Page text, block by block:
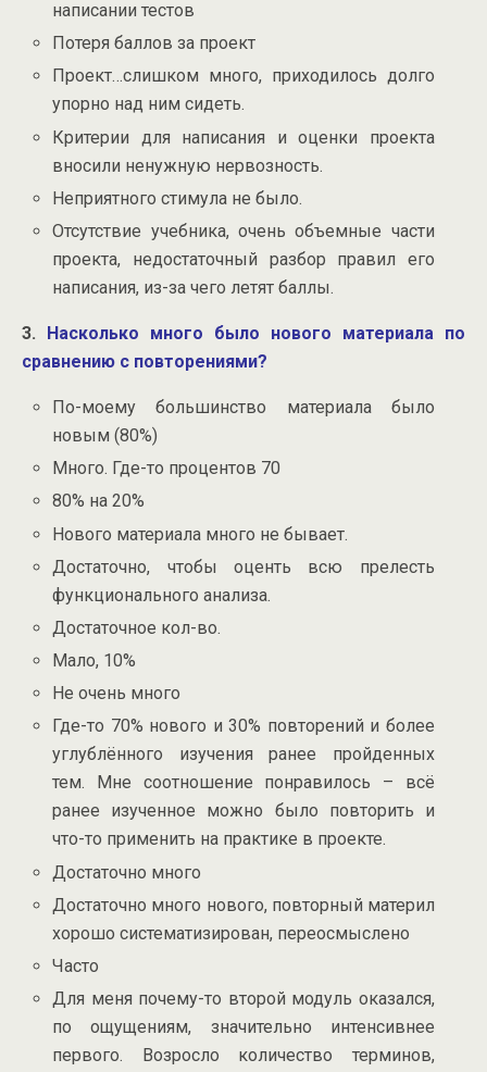
написании тестов
Потеря баллов за проект
Проект…слишком много, приходилось долго
упорно над ним сидеть.
Критерии для написания и оценки проекта
вносили ненужную нервозность.
Неприятного стимула не было.
Отсутствие учебника, очень объемные части
проекта, недостаточный разбор правил его
написания, из-за чего летят баллы.
3. Насколько много было нового материала по
сравнению с повторениями?
По-моему большинство материала было
новым (80%)
Много. Где-то процентов 70
80% на 20%
Нового материала много не бывает.
Достаточно, чтобы оценть всю прелесть
функционального анализа.
Достаточное кол-во.
Мало, 10%
Не очень много
Где-то 70% нового и 30% повторений и более
углублённого изучения ранее пройденных
тем. Мне соотношение понравилось – всё
ранее изученное можно было повторить и
что-то применить на практике в проекте.
Достаточно много
Достаточно много нового, повторный материл
хорошо систематизирован, переосмыслено
Часто
Для меня почему-то второй модуль оказался,
по ощущениям, значительно интенсивнее
первого. Возросло количество терминов,